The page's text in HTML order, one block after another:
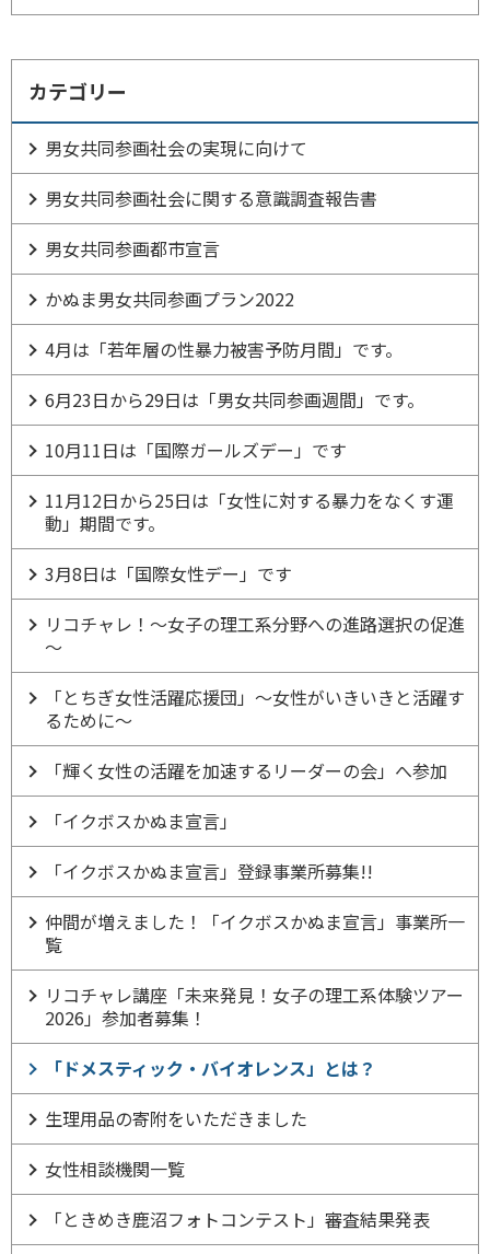
カテゴリー
男女共同参画社会の実現に向けて
男女共同参画社会に関する意識調査報告書
男女共同参画都市宣言
かぬま男女共同参画プラン2022
4月は「若年層の性暴力被害予防月間」です。
6月23日から29日は「男女共同参画週間」です。
10月11日は「国際ガールズデー」です
11月12日から25日は「女性に対する暴力をなくす運
動」期間です。
3月8日は「国際女性デー」です
リコチャレ！～女子の理工系分野への進路選択の促進
～
「とちぎ女性活躍応援団」～女性がいきいきと活躍す
るために～
「輝く女性の活躍を加速するリーダーの会」へ参加
「イクボスかぬま宣言」
「イクボスかぬま宣言」登録事業所募集!!
仲間が増えました！「イクボスかぬま宣言」事業所一
覧
リコチャレ講座「未来発見！女子の理工系体験ツアー
2026」参加者募集！
「ドメスティック・バイオレンス」とは？
生理用品の寄附をいただきました
女性相談機関一覧
「ときめき鹿沼フォトコンテスト」審査結果発表